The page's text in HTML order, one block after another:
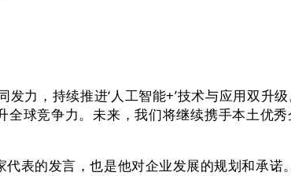
力，持续推进‘人工智能+’技术与应用双升
球竞争力。未来，我们将继续携手本土优
的发言，也是他对企业发展的规划和承诺。